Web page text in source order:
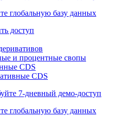
Funds
7-дневный
глобальную базу данных
доступ
и процентные свопы
CDS